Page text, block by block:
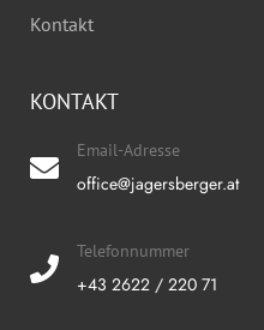
Kontakt
KONTAKT
Email-Adresse
office@jagersberger.at
Telefonnummer
+43 2622 / 220 71